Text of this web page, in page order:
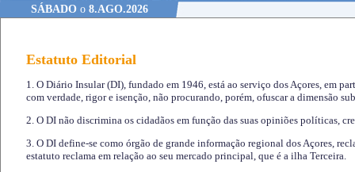
SÁBADOo 8.AGO.2026
Estatuto Editorial
1. O Diário Insular (DI), fundado em 1946, está ao serviço dos Açores, em
com verdade, rigor e isenção, não procurando, porém, ofuscar a dimensão
2. O DI não discrimina os cidadãos em função das suas opiniões políticas,
3. O DI define-se como órgão de grande informação regional dos Açores,
estatuto reclama em relação ao seu mercado principal, que é a ilha Terceira.